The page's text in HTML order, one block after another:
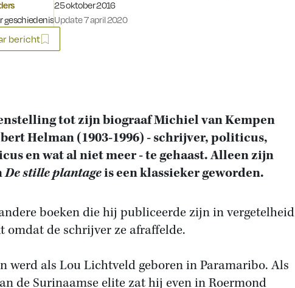
geschiedenis
Gepubliceerd op:
25 oktober 2016
Update 7 april 2020
bericht
tot zijn biograaf Michiel van Kempen
Helman (1903-1996) - schrijver, politicus,
en wat al niet meer - te gehaast. Alleen zijn
De stille plantageis een klassieker geworden.
boeken die hij publiceerde zijn in vergetelheid
omdat de schrijver ze afraffelde.
werd als Lou Lichtveld geboren in Paramaribo. Als
de Surinaamse elite zat hij even in Roermond